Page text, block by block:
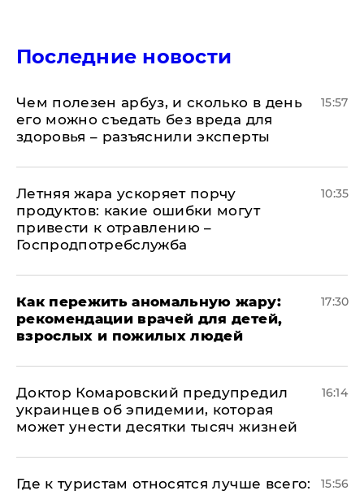
Последние новости
Чем полезен арбуз, и сколько в день
его можно съедать без вреда для
здоровья – разъяснили эксперты
15:57
Летняя жара ускоряет порчу
продуктов: какие ошибки могут
привести к отравлению –
Госпродпотребслужба
10:35
Как пережить аномальную жару:
рекомендации врачей для детей,
взрослых и пожилых людей
17:30
Доктор Комаровский предупредил
украинцев об эпидемии, которая
может унести десятки тысяч жизней
16:14
Где к туристам относятся лучше всего:
15:56